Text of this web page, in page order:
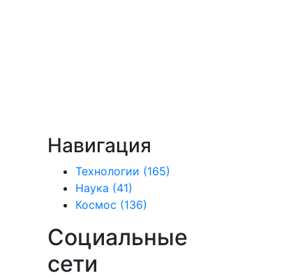
Навигация
Технологии (165)
Наука (41)
Космос (136)
Социальные
сети